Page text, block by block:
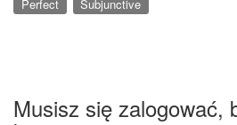
Perfect Subjunctive
Musisz się zalogować,